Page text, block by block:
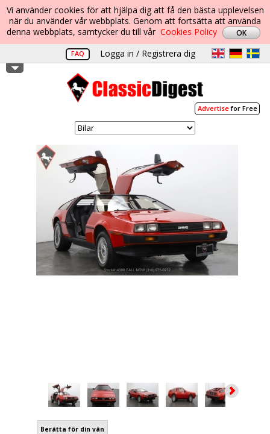
Vi använder cookies för att hjälpa dig att få den bästa upplevelsen
när du använder vår webbplats. Genom att fortsätta att använda
denna webbplats, samtycker du till vår Cookies Policy
FAQ Logga in / Registrera dig
Advertisefor Free
Berätta för din vän